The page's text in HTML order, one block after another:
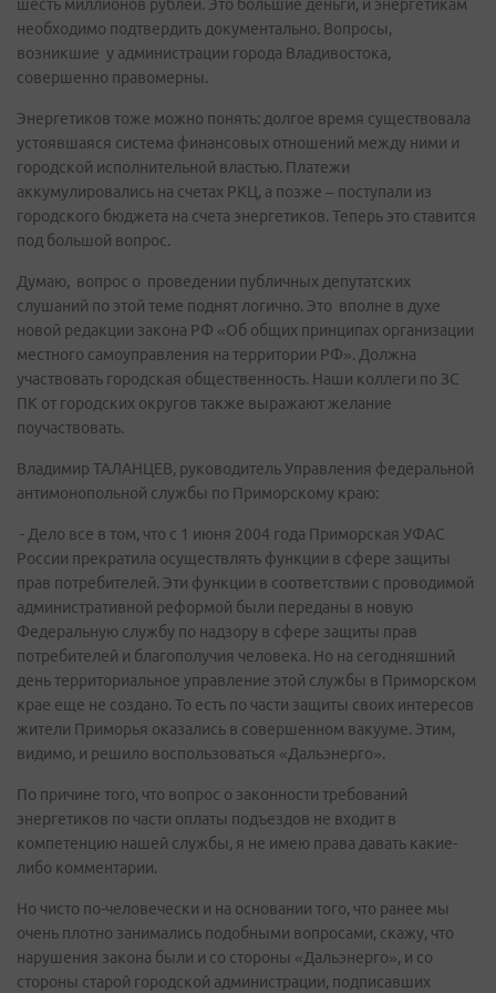
шесть миллионов рублей. Это большие деньги, и энергетикам
необходимо подтвердить документально. Вопросы,
возникшие у администрации города Владивостока,
совершенно правомерны.
Энергетиков тоже можно понять: долгое время существовала
устоявшаяся система финансовых отношений между ними и
городской исполнительной властью. Платежи
аккумулировались на счетах РКЦ, а позже – поступали из
городского бюджета на счета энергетиков. Теперь это ставится
под большой вопрос.
Думаю, вопрос о проведении публичных депутатских
слушаний по этой теме поднят логично. Это вполне в духе
новой редакции закона РФ «Об общих принципах организации
местного самоуправления на территории РФ». Должна
участвовать городская общественность. Наши коллеги по ЗС
ПК от городских округов также выражают желание
поучаствовать.
Владимир ТАЛАНЦЕВ, руководитель Управления федеральной
антимонопольной службы по Приморскому краю:
- Дело все в том, что с 1 июня 2004 года Приморская УФАС
России прекратила осуществлять функции в сфере защиты
прав потребителей. Эти функции в соответствии с проводимой
административной реформой были переданы в новую
Федеральную службу по надзору в сфере защиты прав
потребителей и благополучия человека. Но на сегодняшний
день территориальное управление этой службы в Приморском
крае еще не создано. То есть по части защиты своих интересов
жители Приморья оказались в совершенном вакууме. Этим,
видимо, и решило воспользоваться «Дальэнерго».
По причине того, что вопрос о законности требований
энергетиков по части оплаты подъездов не входит в
компетенцию нашей службы, я не имею права давать какие-
либо комментарии.
Но чисто по-человечески и на основании того, что ранее мы
очень плотно занимались подобными вопросами, скажу, что
нарушения закона были и со стороны «Дальэнерго», и со
стороны старой городской администрации, подписавших